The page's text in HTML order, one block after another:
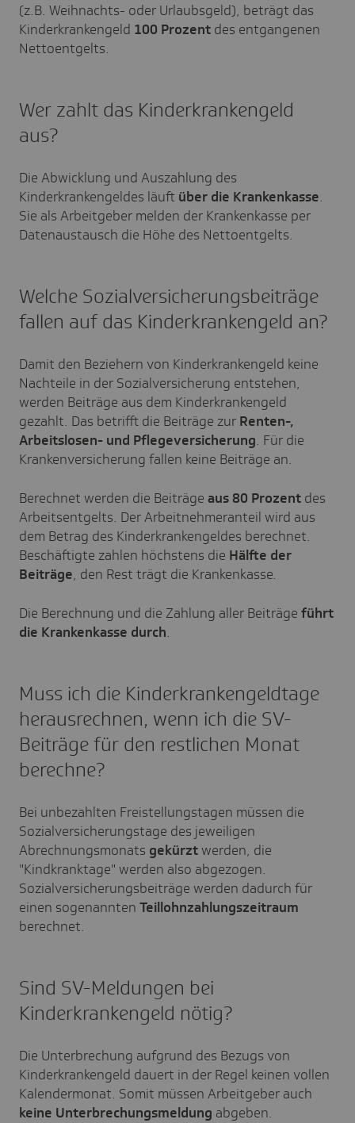
(z.B. Weihnachts- oder Urlaubsgeld), beträgt das
Kinderkrankengeld 100 Prozent des entgangenen
Nettoentgelts.
Wer zahlt das Kinderkrankengeld
aus?
Die Abwicklung und Auszahlung des
Kinderkrankengeldes läuft über die Krankenkasse.
Sie als Arbeitgeber melden der Krankenkasse per
Datenaustausch die Höhe des Nettoentgelts.
Welche Sozialversicherungsbeiträge
fallen auf das Kinderkrankengeld an?
Damit den Beziehern von Kinderkrankengeld keine
Nachteile in der Sozialversicherung entstehen,
werden Beiträge aus dem Kinderkrankengeld
gezahlt. Das betrifft die Beiträge zur Renten-,
Arbeitslosen- und Pflegeversicherung. Für die
Krankenversicherung fallen keine Beiträge an.
Berechnet werden die Beiträge aus 80 Prozent des
Arbeitsentgelts. Der Arbeitnehmeranteil wird aus
dem Betrag des Kinderkrankengeldes berechnet.
Beschäftigte zahlen höchstens die Hälfte der
Beiträge, den Rest trägt die Krankenkasse.
Die Berechnung und die Zahlung aller Beiträge führt
die Krankenkasse durch.
Muss ich die Kinderkrankengeldtage
herausrechnen, wenn ich die SV-
Beiträge für den restlichen Monat
berechne?
Bei unbezahlten Freistellungstagen müssen die
Sozialversicherungstage des jeweiligen
Abrechnungsmonats gekürztwerden, die
"Kindkranktage" werden also abgezogen.
Sozialversicherungsbeiträge werden dadurch für
einen sogenannten Teillohnzahlungszeitraum
berechnet.
Sind SV-Meldungen bei
Kinderkrankengeld nötig?
Die Unterbrechung aufgrund des Bezugs von
Kinderkrankengeld dauert in der Regel keinen vollen
Kalendermonat. Somit müssen Arbeitgeber auch
keine Unterbrechungsmeldung abgeben.